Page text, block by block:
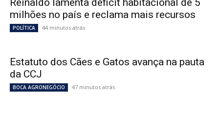
Reinaldo lamenta déficit habitacional de 5
milhões no país e reclama mais recursos
POLÍTICA 44 minutos atrás
Estatuto dos Cães e Gatos avança na pauta
da CCJ
BOCA AGRONEGÓCIO 47 minutos atrás